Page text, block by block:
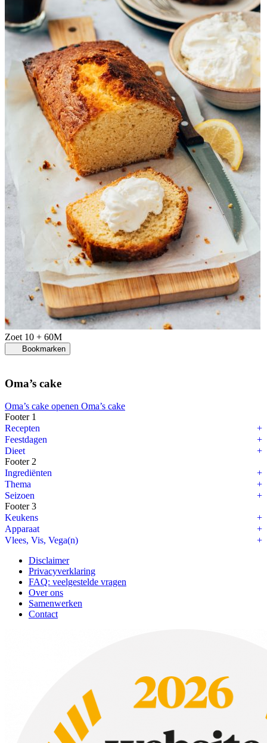
Zoet 10 + 60M
Bookmarken
Oma’s cake
Oma’s cake openen Oma’s cake
Footer 1
Recepten
Feestdagen
Dieet
Footer 2
Ingrediënten
Thema
Seizoen
Footer 3
Keukens
Apparaat
Vlees, Vis, Vega(n)
Disclaimer
Privacyverklaring
FAQ: veelgestelde vragen
Over ons
Samenwerken
Contact